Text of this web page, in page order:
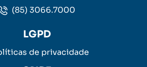
(85) 3066.7000
LGPD
de privacidade